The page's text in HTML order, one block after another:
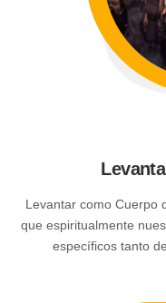
Levantar como Cuerpo
que espiritualmente
específicos tanto